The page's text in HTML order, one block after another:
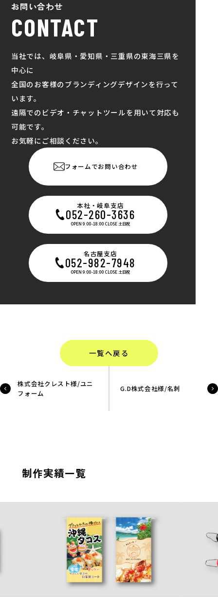
お問い合わせ
CONTACT
当社では、岐阜県・愛知県・三重県の東海三県を
中心に
全国のお客様のブランディングデザインを行って
います。
遠隔でのビデオ・チャットツールを用いて対応も
可能です。
お気軽にご相談ください。
フォームでお問い合わせ
本社・岐阜支店
052-260-3636
OPEN 9:00-18:00 CLOSE 土日祝
名古屋支店
052-982-7948
OPEN 9:00-18:00 CLOSE 土日祝
一覧へ戻る
株式会社クレスト様/ユニ
フォーム
G.D株式会社様/名刺
制作実績一覧